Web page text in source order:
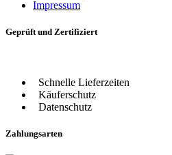
Impressum
Geprüft und Zertifiziert
Schnelle Lieferzeiten
Käuferschutz
Datenschutz
Zahlungsarten